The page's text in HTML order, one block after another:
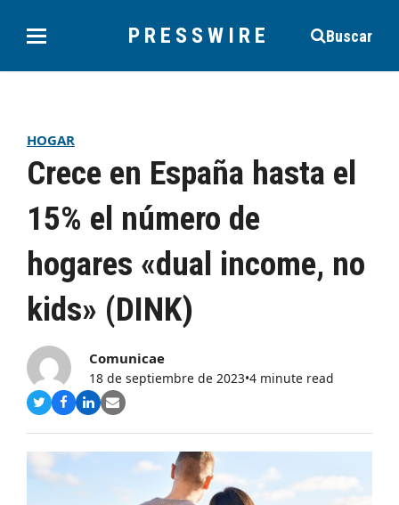
PRESSWIRE Buscar
HOGAR
Crece en España hasta el
15% el número de
hogares «dual income, no
kids» (DINK)
Comunicae
18 de septiembre de 2023•4 minute read
Compartir
Twitter
Compartir
Facebook
Compartir
LinkedIn
Share
Email